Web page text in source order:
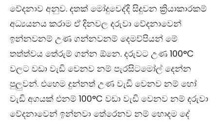
වේදනාව අනුව. දතක් මෝදුවෙද්දි සිදුවන ක්‍රියාකාරකම්
අධ්‍යයනය කරාම ඒ දිනවල දරුවා වේදනාවෙන්
ඉන්නවනම් උණ ගන්නවනම් දෙමව්පියන් මේ
තත්ත්වය තේරුම් ගන්න ඕනෙ. දරුවට උණ 100°C
වලට වඩා වැඩි වෙනව නම් පැරසිටමෝල් දෙන්න
පුලුවන්. එහෙම දුන්නත් උණ වැඩි වෙනව නම් හෝ
වැඩි අගයක් එනම් 100°C වඩා වැඩි වෙනව නම් දරුවා
වේදනාවෙන් ඉන්නවා තේරෙනව නම් හොදම දේ